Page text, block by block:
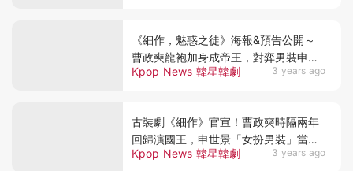
Kpop News 韓星韓劇 3 years ago
《細作，魅惑之徒》海報&預告公開～
曹政奭龍袍加身成帝王，對弈男裝申世
景！
Kpop News 韓星韓劇 3 years ago
古裝劇《細作》官宣！曹政奭時隔兩年
回歸演國王，申世景「女扮男裝」當間
諜，預計明年1月播出